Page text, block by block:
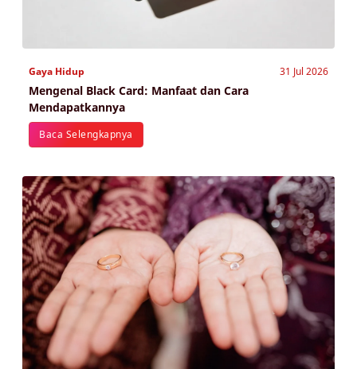
Gaya Hidup 31 Jul 2026
Mengenal Black Card: Manfaat dan Cara
Mendapatkannya
Baca Selengkapnya